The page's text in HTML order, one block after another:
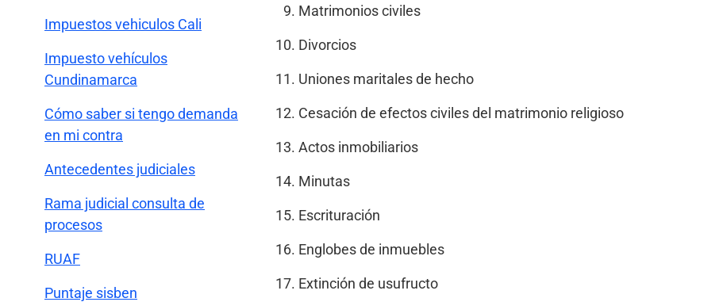
Matrimonios civiles
Divorcios
Uniones maritales de hecho
Cesación de efectos civiles del matrimonio religioso
Actos inmobiliarios
Minutas
Escrituración
Englobes de inmuebles
Extinción de usufructo
Impuestos vehiculos Cali
Impuesto vehículos
Cundinamarca
Cómo saber si tengo demanda
en mi contra
Antecedentes judiciales
Rama judicial consulta de
procesos
RUAF
Puntaje sisben